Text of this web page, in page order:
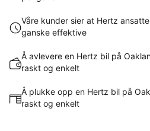
Våre kunder sier at Hertz
ganske effektive
Å avlevere en Hertz bil på
raskt og enkelt
Å plukke opp en Hertz bil på
raskt og enkelt